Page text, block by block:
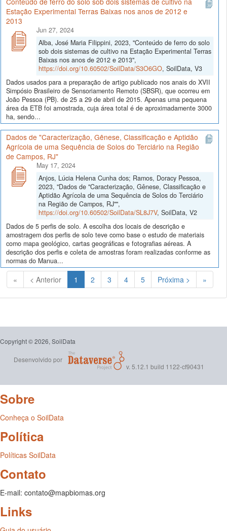
Estação Experimental Terras Baixas nos anos de 2012 e
2013
Jun 27, 2024
Alba, José Maria Filippini, 2023, "Conteúdo de ferro do solo
sob dois sistemas de cultivo na Estação Experimental Terras
Baixas nos anos de 2012 e 2013",
https://doi.org/10.60502/SoilData/S3O6GO, SoilData, V3
Dados usados para a preparação de artigo publicado nos anais do XVII
Simpósio Brasileiro de Sensoriamento Remoto (SBSR), que ocorreu em
João Pessoa (PB). de 25 a 29 de abril de 2015. Apenas uma pequena
área da ETB foi amostrada, cuja área total é de aproximadamente 3000
ha, sendo...
Dados de "Caracterização, Gênese, Classificação e Aptidão
Agrícola de uma Sequência de Solos do Terciário na Região
de Campos, RJ"
May 17, 2024
Anjos, Lúcia Helena Cunha dos; Ramos, Doracy Pessoa,
2023, "Dados de "Caracterização, Gênese, Classificação e
Aptidão Agrícola de uma Sequência de Solos do Terciário
na Região de Campos, RJ"",
https://doi.org/10.60502/SoilData/SL8J7V, SoilData, V2
Dados de 5 perfis de solo. A escolha dos locais de descrição e
amostragem dos perfis de solo teve como base o estudo de materiais
como mapa geológico, cartas geográficas e fotografias aéreas. A
descrição dos perfis e coleta de amostras foram realizadas conforme as
normas do Manua...
« < Anterior 1 (Atual)
2 3 4 5 Próxima > »
Copyright © 2026, SoilData
Desenvolvido por
v. 5.12.1 build 1122-cf90431
Sobre
Conheça o SoilData
Política
Políticas SoilData
Contato
E-mail: contato@mapbiomas.org
Links